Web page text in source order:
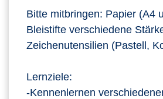
Bitte mitbringen: Papier (A4
Bleistifte verschiedene
Zeichenutensilien (Pastell,
Lernziele:
-Kennenlernen